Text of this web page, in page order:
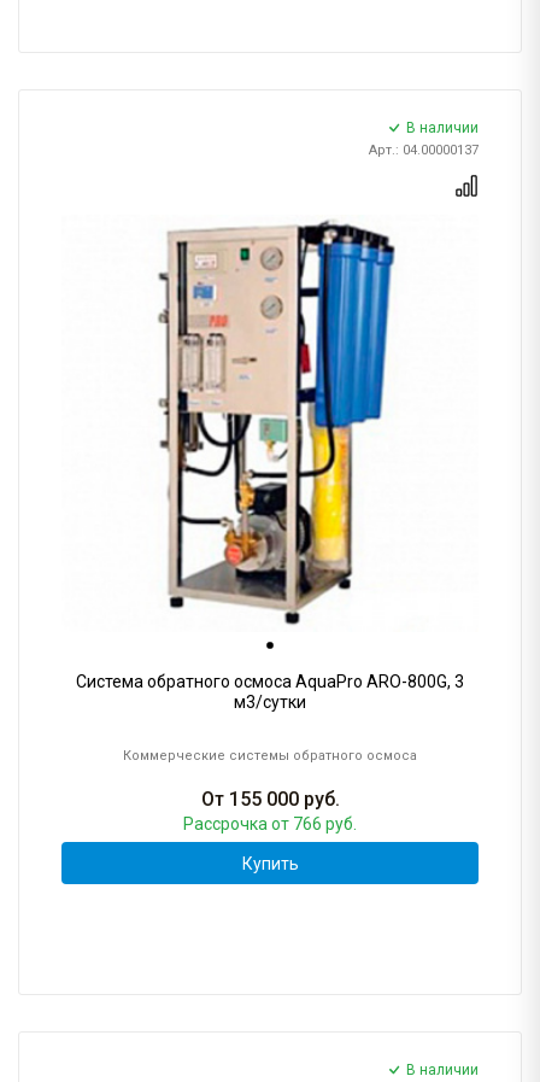
В наличии
Арт.: 04.00000137
Система обратного осмоса AquaPro ARO-800G, 3
м3/сутки
Коммерческие системы обратного осмоса
От 155 000руб.
Рассрочка от 766 руб.
Купить
В наличии